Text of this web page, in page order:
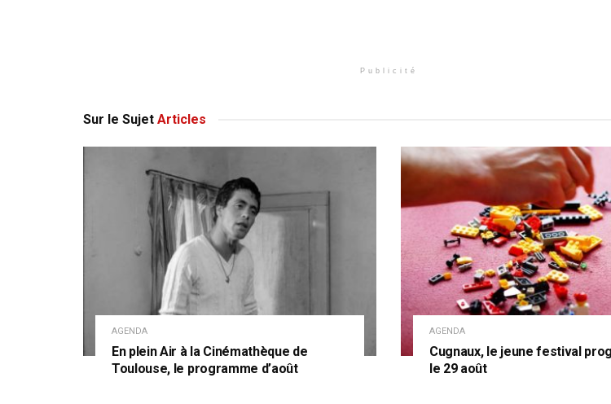
Publicité
Sur le Sujet Articles
AGENDA
En plein Air à la Cinémathèque de
Toulouse, le programme d’août
AGENDA
Cugnaux, le jeune festival
le 29 août